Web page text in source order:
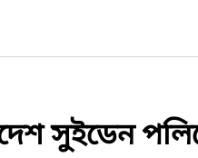
সুইডেন